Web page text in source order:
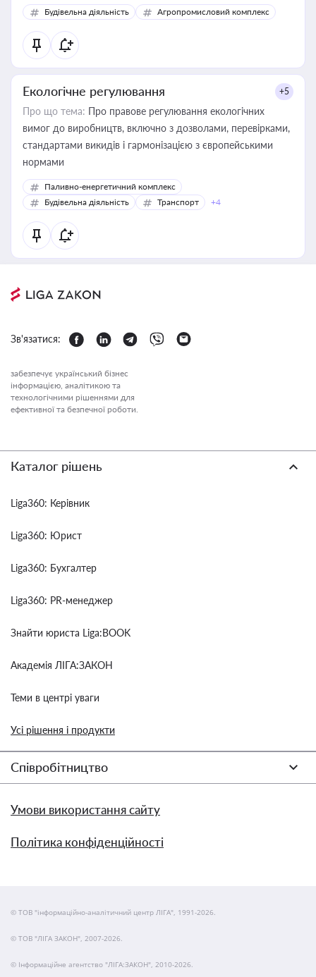
Будівельна діяльність Агропромисловий комплекс
Екологічне регулювання +5
Про що тема: Про правове регулювання екологічних
вимог до виробництв, включно з дозволами, перевірками,
стандартами викидів і гармонізацією з європейськими
нормами
Паливно-енергетичний комплекс
Будівельна діяльність
Транспорт +4
Зв'язатися:
забезпечує український бізнес
інформацією, аналітикою та
технологічними рішеннями для
ефективної та безпечної роботи.
Каталог рішень
Liga360: Керівник
Liga360: Юрист
Liga360: Бухгалтер
Liga360: PR-менеджер
Знайти юриста Liga:BOOK
Академія ЛІГА:ЗАКОН
Теми в центрі уваги
Усі рішення і продукти
Співробітництво
Умови використання сайту
Політика конфіденційності
© ТОВ "інформаційно-аналітичний центр ЛІГА", 1991-2026.
© ТОВ "ЛІГА ЗАКОН", 2007-2026.
© Інформаційне агентство "ЛІГА:ЗАКОН", 2010-2026.